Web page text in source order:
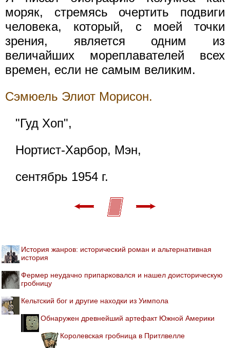
моряк, стремясь очертить подвиги
человека, который, с моей точки
зрения, является одним из
величайших мореплавателей всех
времен, если не самым великим.
Сэмюель Элиот Морисон.
"Гуд Хоп",
Нортист-Харбор, Мэн,
сентябрь 1954 г.
История жанров: исторический роман и альтернативная
история
Фермер неудачно припарковался и нашел доисторическую
гробницу
Кельтский бог и другие находки из Уимпола
Обнаружен древнейший артефакт Южной Америки
Королевская гробница в Притлвелле